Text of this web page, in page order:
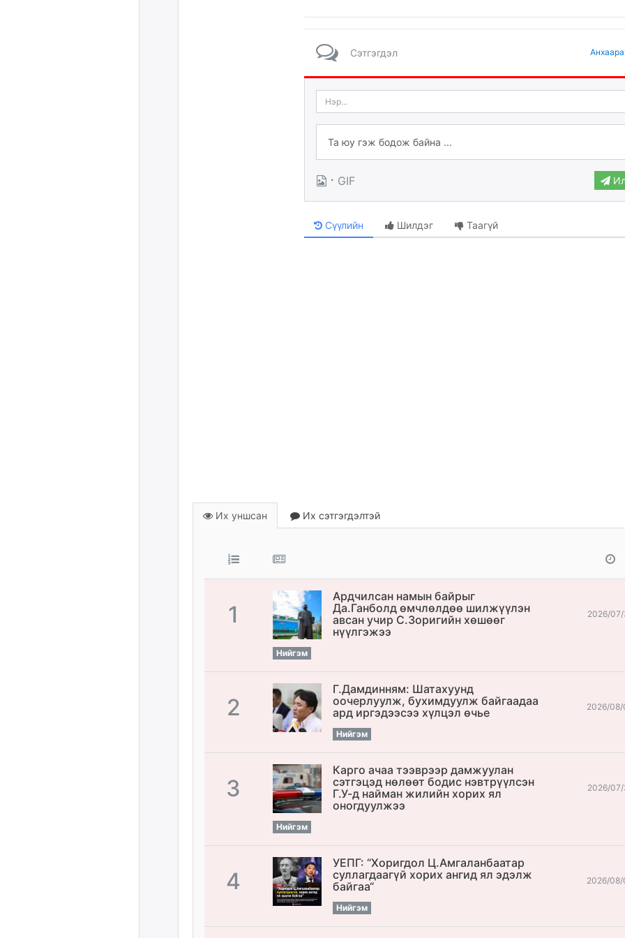
Сэтгэгдэл
· GIF
Сүүлийн Шилдэг Таагүй
Их уншсан Их сэтгэгдэлтэй
1
Ардчилсан намын байрыг
Да.Ганболд өмчлөлдөө шилжүүлэн
авсан учир С.Зоригийн хөшөөг
нүүлгэжээ
Нийгэм
2026/07/
2
Г.Дамдинням: Шатахуунд
оочерлуулж, бухимдуулж байгаадаа
ард иргэдээсээ хүлцэл өчье
Нийгэм
2026/08/
3
Карго ачаа тээврээр дамжуулан
сэтгэцэд нөлөөт бодис нэвтрүүлсэн
Г.У-д найман жилийн хорих ял
оногдуулжээ
Нийгэм
2026/07/
4
УЕПГ: “Хоригдол Ц.Амгаланбаатар
cуллагдаагүй хорих ангид ял эдэлж
байгаа“
Нийгэм
2026/08/